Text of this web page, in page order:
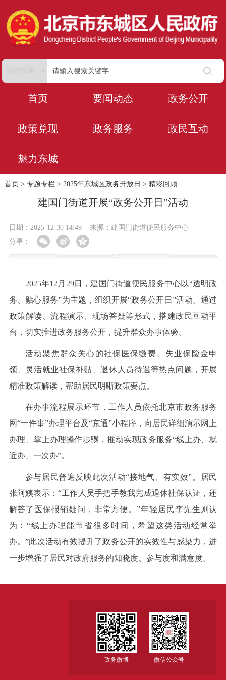
首页 要闻动态 政务公开
政策兑现 政务服务 政民互动
魅力东城
首页 > 专题专栏> 2025年东城区政务开放日 > 精彩回顾
建国门街道开展“政务公开日”活动
日期：2025-12-30 14:49
来源：建国门街道便民服务中心
分享：
2025年12月29日，建国门街道便民服务中心以“透明政
务、贴心服务”为主题，组织开展“政务公开日”活动。通过
政策解读、流程演示、现场答疑等形式，搭建政民互动平
台，切实推进政务服务公开，提升群众办事体验。
活动聚焦群众关心的社保医保缴费、失业保险金申
领、灵活就业社保补贴、退休人员待遇等热点问题，开展
精准政策解读，帮助居民明晰政策要点。
在办事流程展示环节，工作人员依托北京市政务服务
网“一件事”办理平台及“京通”小程序，向居民详细演示网上
办理、掌上办理操作步骤，推动实现政务服务“线上办、就
近办、一次办”。
参与居民普遍反映此次活动“接地气、有实效”。居民
张阿姨表示：“工作人员手把手教我完成退休社保认证，还
解答了医保报销疑问，非常方便。”年轻居民李先生则认
为：“线上办理能节省很多时间，希望这类活动经常举
办。”此次活动有效提升了政务公开的实效性与感染力，进
一步增强了居民对政府服务的知晓度、参与度和满意度。
政务微博 微信公众号